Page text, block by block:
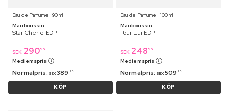
Eau de Parfume ⋅ 90 ml
Mauboussin
Star Cherie EDP
SEK 29095
Medlemspris
Normalpris: SEK 389 95
KÖP
Eau de Parfume ⋅ 100 ml
Mauboussin
Pour Lui EDP
SEK 248 95
Medlemspris
Normalpris: SEK 509 95
KÖP